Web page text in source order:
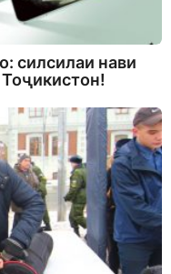
силсилаи нави
Тоҷикистон!